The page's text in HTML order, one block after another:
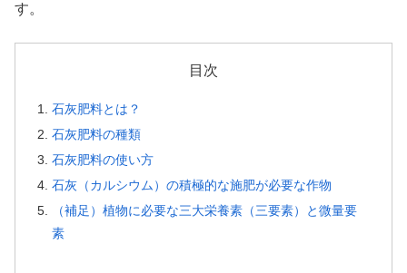
す。
目次
石灰肥料とは？
石灰肥料の種類
石灰肥料の使い方
石灰（カルシウム）の積極的な施肥が必要な作物
（補足）植物に必要な三大栄養素（三要素）と微量要
素